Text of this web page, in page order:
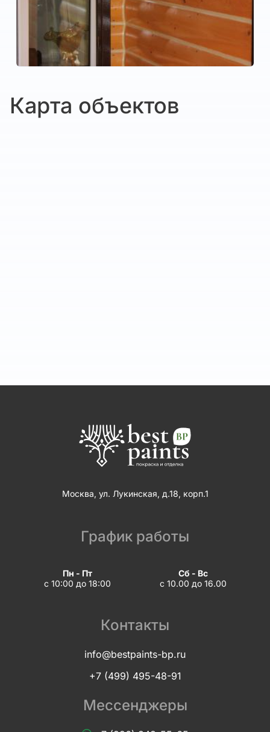
Карта объектов
Москва, ул. Лукинская, д.18, корп.1
График работы
Пн - Пт
с 10:00 до 18:00
Сб - Вс
с 10.00 до 16.00
Контакты
info@bestpaints-bp.ru
+7 (499) 495-48-91
Мессенджеры